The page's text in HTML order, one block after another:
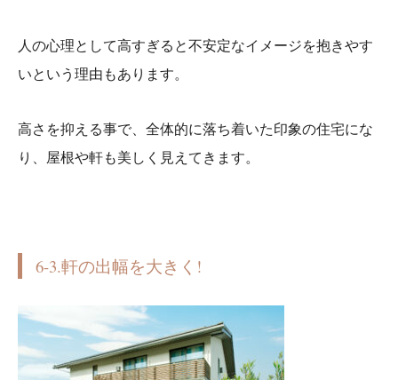
人の心理として高すぎると不安定なイメージを抱きやす
いという理由もあります。
高さを抑える事で、全体的に落ち着いた印象の住宅にな
り、屋根や軒も美しく見えてきます。
6-3.軒の出幅を大きく!